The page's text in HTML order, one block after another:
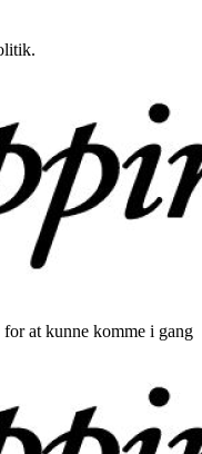
at kunne komme i gang